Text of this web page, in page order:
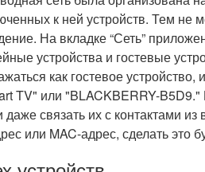
к ней устройств. Тем
На вкладке “Сеть”
устройства и гостевые
как гостевое
TV" или "BLACKBERRY-
связать их с контактами
или MAC-адрес, сделать это